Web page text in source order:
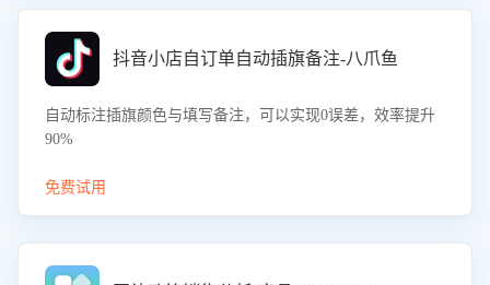
抖音小店自订单自动插旗备注-八爪鱼
自动标注插旗颜色与填写备注，可以实现0误差，效率提升
90%
免费试用